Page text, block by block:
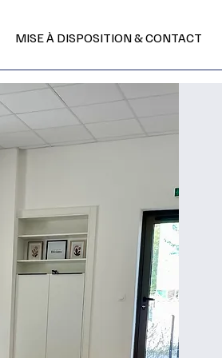
MISE À DISPOSITION & CONTACT